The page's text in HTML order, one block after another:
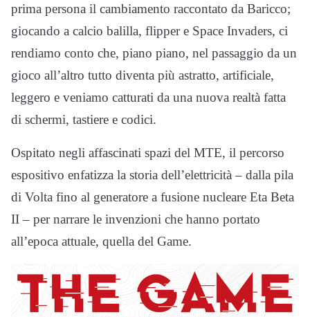
prima persona il cambiamento raccontato da Baricco;
giocando a calcio balilla, flipper e Space Invaders, ci
rendiamo conto che, piano piano, nel passaggio da un
gioco all’altro tutto diventa più astratto, artificiale,
leggero e veniamo catturati da una nuova realtà fatta
di schermi, tastiere e codici.
Ospitato negli affascinati spazi del MTE, il percorso
espositivo enfatizza la storia dell’elettricità – dalla pila
di Volta fino al generatore a fusione nucleare Eta Beta
II – per narrare le invenzioni che hanno portato
all’epoca attuale, quella del Game.